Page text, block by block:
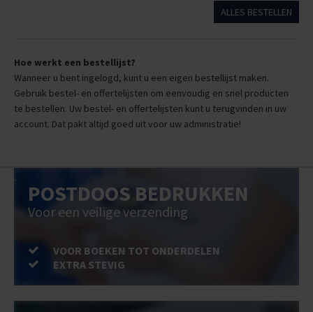
ALLES BESTELLEN
Hoe werkt een bestellijst?
Wanneer u bent ingelogd, kunt u een eigen bestellijst maken.
Gebruik bestel- en offertelijsten om eenvoudig en snel producten
te bestellen. Uw bestel- en offertelijsten kunt u terugvinden in uw
account. Dat pakt altijd goed uit voor uw administratie!
POSTDOOS BEDRUKKEN
Voor een veilige verzending
VOOR BOEKEN TOT ONDERDELEN
EXTRA STEVIG